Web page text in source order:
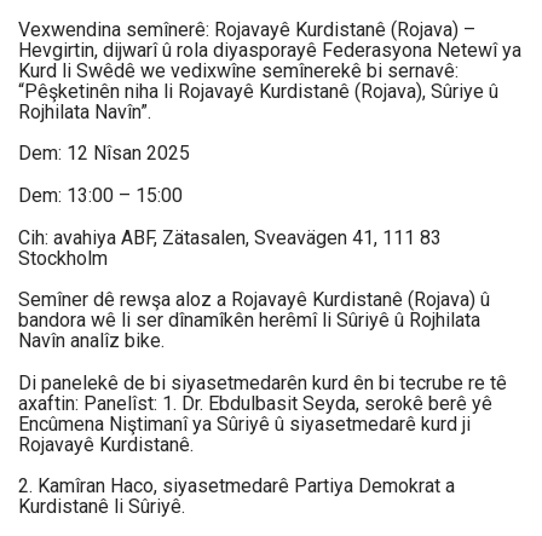
Vexwendina semînerê: Rojavayê Kurdistanê (Rojava) –
Hevgirtin, dijwarî û rola diyasporayê Federasyona Netewî ya
Kurd li Swêdê we vedixwîne semînerekê bi sernavê:
“Pêşketinên niha li Rojavayê Kurdistanê (Rojava), Sûriye û
Rojhilata Navîn”.
Dem: 12 Nîsan 2025
Dem: 13:00 – 15:00
Cih: avahiya ABF, Zätasalen, Sveavägen 41, 111 83
Stockholm
Semîner dê rewşa aloz a Rojavayê Kurdistanê (Rojava) û
bandora wê li ser dînamîkên herêmî li Sûriyê û Rojhilata
Navîn analîz bike.
Di panelekê de bi siyasetmedarên kurd ên bi tecrube re tê
axaftin: Panelîst: 1. Dr. Ebdulbasit Seyda, serokê berê yê
Encûmena Niştimanî ya Sûriyê û siyasetmedarê kurd ji
Rojavayê Kurdistanê.
2. Kamîran Haco, siyasetmedarê Partiya Demokrat a
Kurdistanê li Sûriyê.